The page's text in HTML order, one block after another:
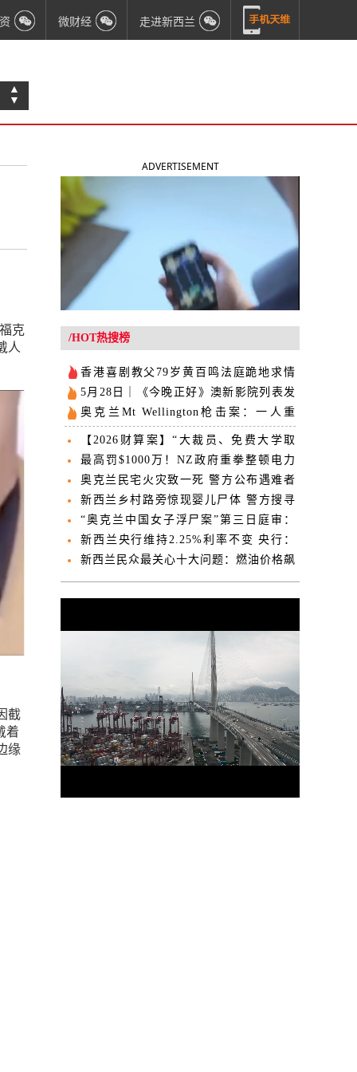
微财经 走进新西兰
▲
▼
克
人
截
着
缘
ADVERTISEMENT
/HOT热搜榜
香港喜剧教父79岁黄百鸣法庭跪地求情
一生辉煌毁于念贪
5月28日｜《今晚正好》澳新影院列表发
布，即将开启预售！
奥克兰Mt Wellington枪击案：一人重
伤，警方逮捕一名嫌疑人
【2026财算案】“大裁员、免费大学取
消、投资国防！”财算案内容提前“泄
露”！包括这些重磅内容...
最高罚$1000万！NZ政府重拳整顿电力
市场 “利好每个家庭”
奥克兰民宅火灾致一死 警方公布遇难者
姓名
新西兰乡村路旁惊现婴儿尸体 警方搜寻
生母一周无果
“奥克兰中国女子浮尸案”第三日庭审：
“方舟”据点五名中国女信徒已被遣返
新西兰央行维持2.25%利率不变 央行：
加息将更快到来
新西兰民众最关心十大问题：燃油价格飙
升至第四 生活成本居首